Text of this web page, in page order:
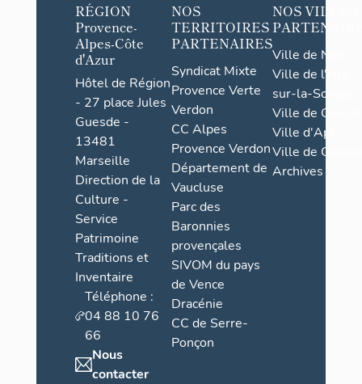
RÉGION
Provence-
Alpes-Côte
d'Azur
Hôtel de Région
- 27 place Jules
Guesde -
13481
Marseille
Direction de la
Culture -
Service
Patrimoine
Traditions et
Inventaire
Téléphone :
04 88 10 76
66
Nous
contacter
NOS
TERRITOIRES
PARTENAIRES
Syndicat Mixte
Provence Verte
Verdon
CC Alpes
Provence Verdon
Département de
Vaucluse
Parc des
Baronnies
provençales
SIVOM du pays
de Vence
Dracénie
CC de Serre-
Ponçon
NOS VILLES
Ville de Nice
Ville de l'Isle-
sur-la-Sorgue
Ville de Grasse
Ville d'Apt
Ville de
Archives